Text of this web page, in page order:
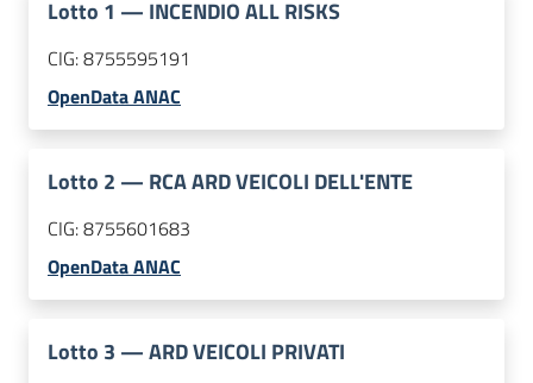
Lotto 1 — INCENDIO ALL RISKS
CIG:8755595191
OpenData ANAC
Lotto 2 — RCA ARD VEICOLI DELL'ENTE
CIG:8755601683
OpenData ANAC
Lotto 3 —ARD VEICOLI PRIVATI